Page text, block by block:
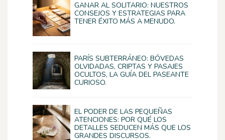
GANAR AL SOLITARIO: NUESTROS
CONSEJOS Y ESTRATEGIAS PARA
TENER ÉXITO MÁS A MENUDO.
PARÍS SUBTERRÁNEO: BÓVEDAS
OLVIDADAS, CRIPTAS Y PASAJES
OCULTOS, LA GUÍA DEL PASEANTE
CURIOSO.
EL PODER DE LAS PEQUEÑAS
ATENCIONES: POR QUÉ LOS
DETALLES SEDUCEN MÁS QUE LOS
GRANDES DISCURSOS.